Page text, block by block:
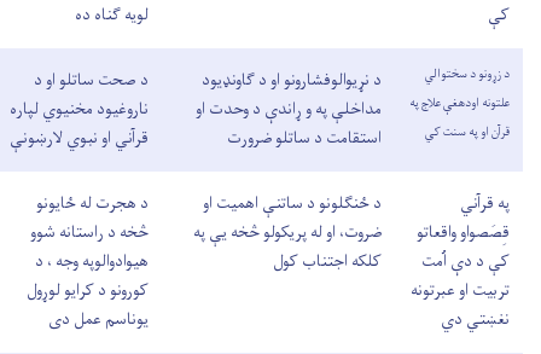
کې
لویه ګناه ده
د زړونو د سختوالي
علتونه اودهغې علاج په
قرآن او په سنت کي
د نړیوالوفشارونو او د ګاونډیود
مداخلې په و ړاندې د وحدت او
استقامت د ساتلو ضرورت
د صحت ساتلو او د
ناروغیود مخنیوي لپاره
قرآني او نبوي لارښونې
په قرآني
قِصَصواو واقعاتو
کې د دې اُمت
تربیت او عبرتونه
نغښتي دي
د ځنګلونو د ساتنې اهمیت او
ضروت، او له پریکولو څخه يې په
کلکه اجتناب کول
د هجرت له ځایونو
څخه د راستانه شوو
هیوادوالوپه وجه ، د
کورونو د کرایو لوړول
یوناسم عمل دی